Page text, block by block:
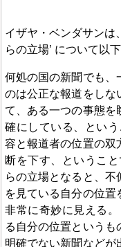
イザヤ・ベンダサンは
らの立場’ について
何処の国の新聞でも、
のは公正な報道をしな
て、ある一つの事態を
確にしている、とい
容と報道者の位置の双
断を下す、というこ
らの立場となると、不
を見ている自分の位
非常に奇妙に見える
る自分の位置という
明確でない新聞などが